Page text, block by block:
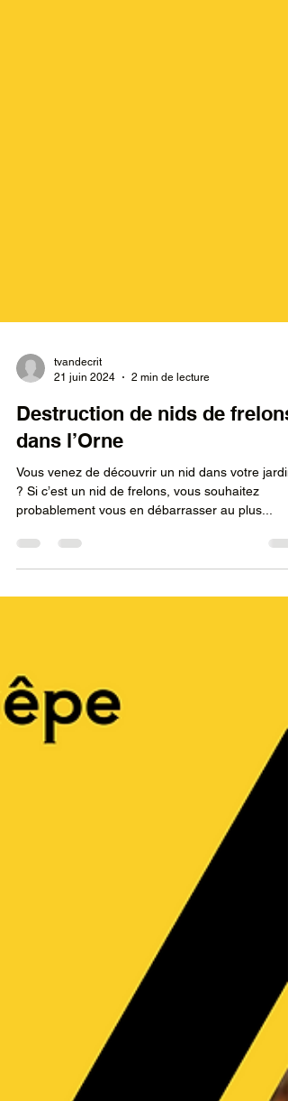
tvandecrit
21 juin 2024
Destruction de nids de frelons
dans l’Orne
Vous venez de découvrir un nid dans votre jardin